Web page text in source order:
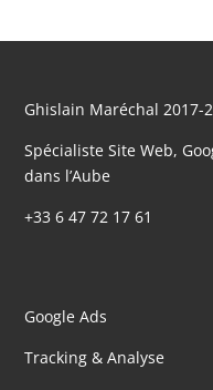
Ghislain Maréchal 2017-
Spécialiste Site Web,
dans l’Aube
+33 6 47 72 17 61
Google Ads
Tracking & Analyse